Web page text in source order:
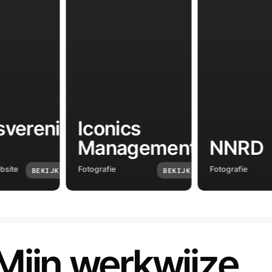
BEKIJK
NNRD
Fotografie BEKIJK
Unica
Fotografie